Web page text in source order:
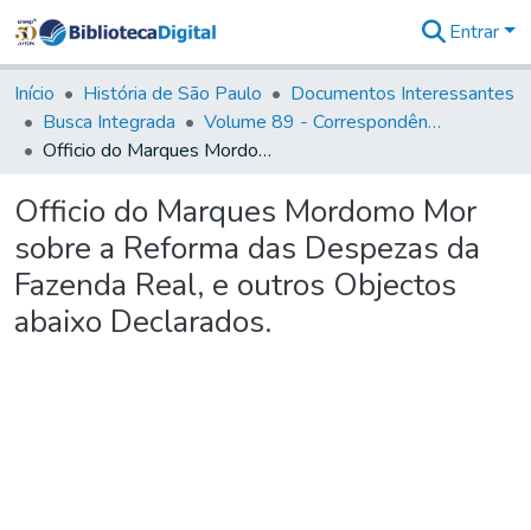
&
Coleções
Tudo na
Biblioteca
Estatísticas
Entrar
Início História de São Paulo
Documentos Interessantes
Busca Integrada
Volume 89 - Correspondência do então Governador e Capitão General de São Paulo, Antonio Manoel de Mello Castro (1797-1802)
Officio do Marques Mordomo Mor sobre a Reforma das Despezas da Fazenda Real, e outros Objectos abaixo Declarados.
Officio do Marques Mordomo Mor
sobre a Reforma das Despezas da
Fazenda Real, e outros Objectos
abaixo Declarados.